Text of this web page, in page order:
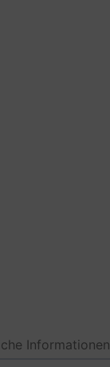
Informationen